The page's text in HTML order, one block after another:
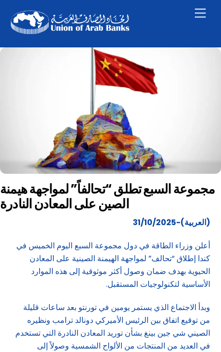
content
مجموعة السبع تطلق “تحالفاً” لمواجهة هيمنة
الصين على المعادن النادرة
(العربية)-31/10/2025
أعلن وزراء الطاقة في دول مجموعة السبع اليوم الخميس في
كندا إطلاق “تحالف” لمواجهة الهيمنة الصينية على المعادن
الحيوية بهدف ضمان وصول أكثر موثوقية إلى هذه الموارد
الأساسية لتكنولوجيات المستقبل.
وبدأ الاجتماع الذي يستمر يومين في تورنتو بعد ساعات قليلة
من توقيع اتفاق بين الرئيس الأميركي دونالد ترامب ونظيره
الصيني شي جين بينغ بشأن توريد المعادن النادرة التي تستخدم
في العديد من المنتجات من الألواح الشمسية وصولاً إلى